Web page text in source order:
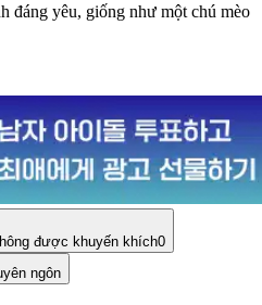
đáng yêu, giống như một chú mèo
được khuyến khích0
ngôn